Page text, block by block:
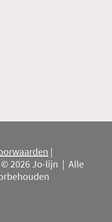
|
© 2026 Jo-lijn | Alle